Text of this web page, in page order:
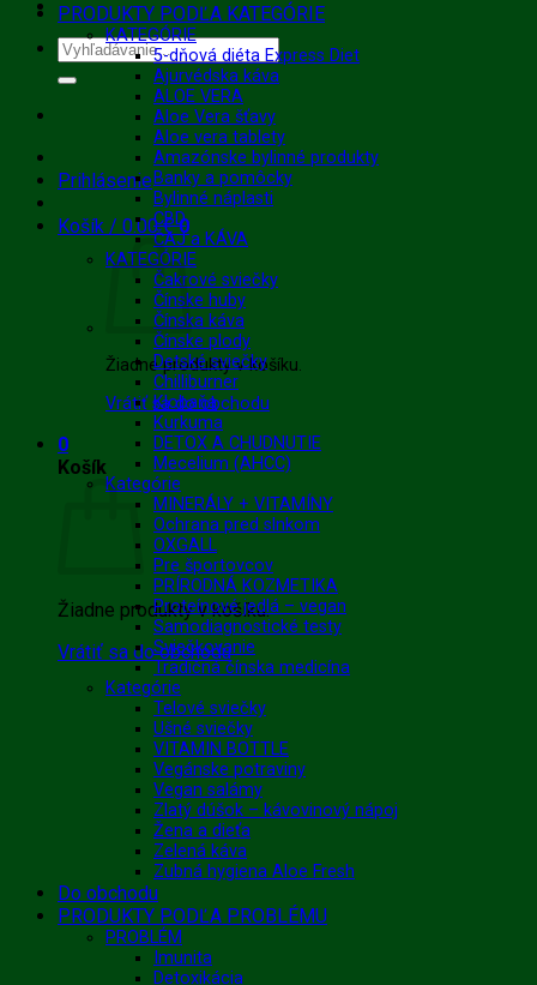
Hľadať:
Prihlásenie
Košík / 0.00€ 0
Žiadne produkty v košíku.
Vrátiť sa do obchodu
0
Košík
Žiadne produkty v košíku.
Vrátiť sa do obchodu
PRODUKTY PODĽA KATEGÓRIE
KATEGÓRIE
5-dňová diéta Express Diet
Ajurvédska káva
ALOE VERA
Aloe Vera šťavy
Aloe vera tablety
Amazónske bylinné produkty
Banky a pomôcky
Bylinné náplasti
CBD
ČAJ a KÁVA
KATEGÓRIE
Čakrové sviečky
Čínske huby
Čínska káva
Čínske plody
Detské sviečky
Chilliburner
Klobaňa
Kurkuma
DETOX A CHUDNUTIE
Mecelium (AHCC)
Kategórie
MINERÁLY + VITAMÍNY
Ochrana pred slnkom
OXGALL
Pre športovcov
PRÍRODNÁ KOZMETIKA
Proteínové jedlá – vegan
Samodiagnostické testy
Sviečkovanie
Tradičná čínska medicína
Kategórie
Telové sviečky
Ušné sviečky
VITAMIN BOTTLE
Vegánske potraviny
Vegan salámy
Zlatý dúšok – kávovinový nápoj
Žena a dieťa
Zelená káva
Zubná hygiena Aloe Fresh
Do obchodu
PRODUKTY PODĽA PROBLÉMU
PROBLÉM
Imunita
Detoxikácia